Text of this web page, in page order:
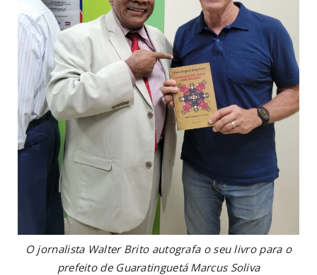
O jornalista Walter Brito autografa o seu livro para o
prefeito de Guaratinguetá Marcus Soliva